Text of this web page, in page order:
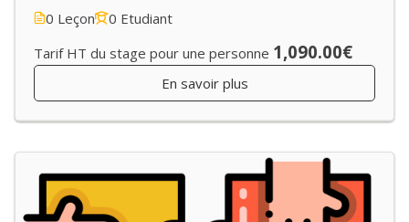
0 Leçon
0 Etudiant
Tarif HT du stage pour une personne 1,090.00€
En savoir plus